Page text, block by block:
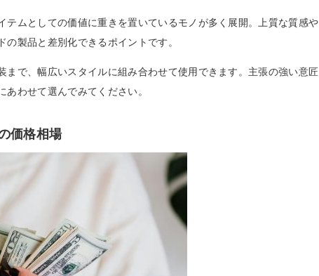
テムとしての価値に重きを置いているモノが多く展開。上質な質感や
製品と差別化できるポイントです。
まで、幅広いスタイルに組み合わせて使用できます。主張の強い意匠
わせて選んでみてください。
価格相場